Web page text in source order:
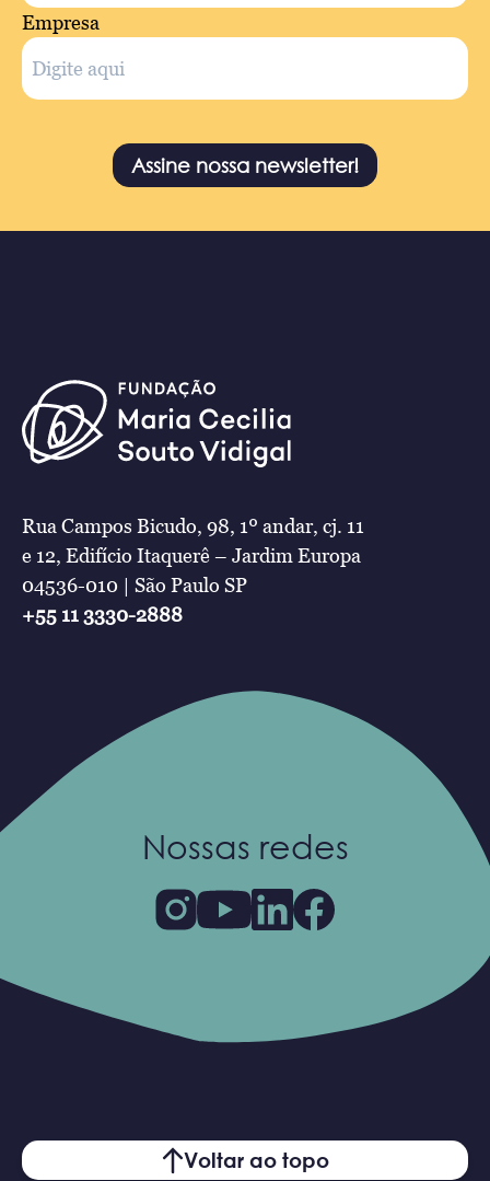
Empresa
Assine nossa newsletter!
Rua Campos Bicudo, 98, 1º andar, cj. 11
e 12, Edifício Itaquerê – Jardim Europa
04536-010 | São Paulo SP
+55 11 3330-2888
Nossas redes
Voltar ao topo